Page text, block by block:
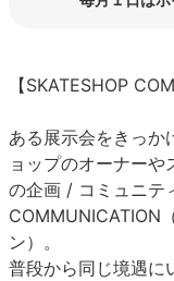
【SKATESHOP
ある展示会をきっか
ョップのオーナー
の企画 / コミュニテ
COMMUNICATION
ン）。
普段から同じ境遇に